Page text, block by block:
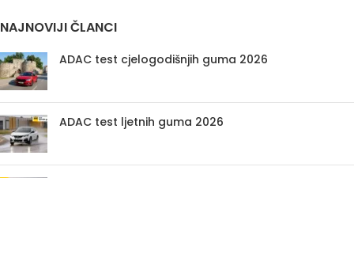
NAJNOVIJI ČLANCI
ADAC test cjelogodišnjih guma 2026
ADAC test ljetnih guma 2026